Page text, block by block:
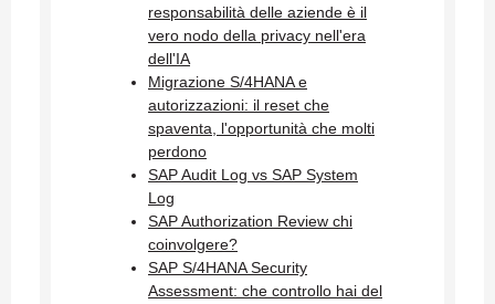
responsabilità delle aziende è il
vero nodo della privacy nell'era
dell'IA
Migrazione S/4HANA e
autorizzazioni: il reset che
spaventa, l'opportunità che molti
perdono
SAP Audit Log vs SAP System
Log
SAP Authorization Review chi
coinvolgere?
SAP S/4HANA Security
Assessment: che controllo hai del